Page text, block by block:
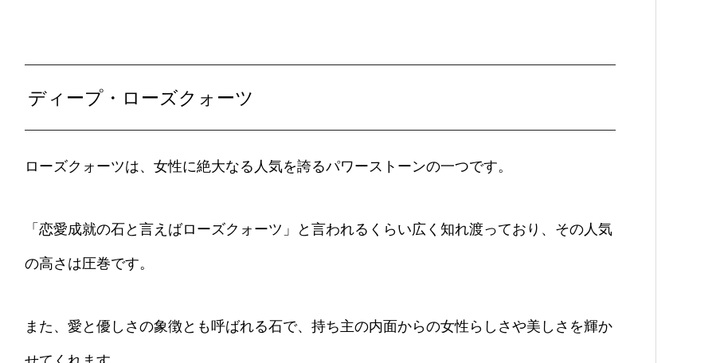
ディープ・ローズクォーツ
ローズクォーツは、女性に絶大なる人気を誇るパワーストーンの一つです。
「恋愛成就の石と言えばローズクォーツ」と言われるくらい広く知れ渡っており、その人気
の高さは圧巻です。
また、愛と優しさの象徴とも呼ばれる石で、持ち主の内面からの女性らしさや美しさを輝か